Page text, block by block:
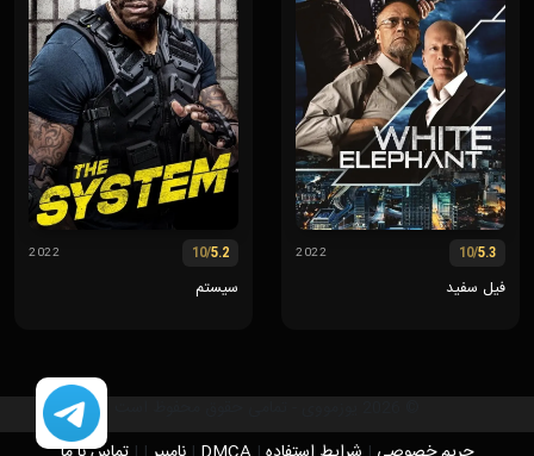
5.3
/10
2022
فیل سفید
5.2
/10
2022
سیستم